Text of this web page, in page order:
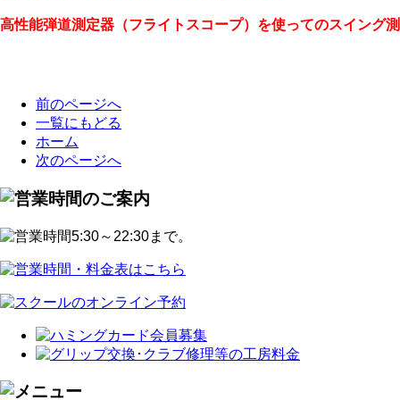
高性能弾道測定器（フライトスコープ）を使ってのスイング
前のページへ
一覧にもどる
ホーム
次のページへ